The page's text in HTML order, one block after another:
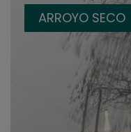
ARROYO SECO